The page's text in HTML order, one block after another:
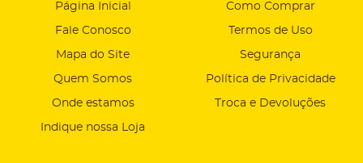
Página Inicial
Fale Conosco
Mapa do Site
Quem Somos
Onde estamos
Indique nossa Loja
Como Comprar
Termos de Uso
Segurança
Política de Privacidade
Troca e Devoluções